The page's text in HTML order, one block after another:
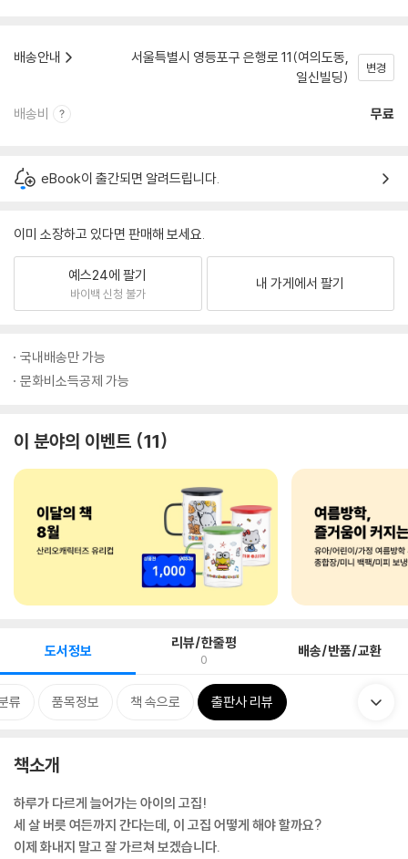
배송안내
서울특별시 영등포구 은행로 11(여의도동,
일신빌딩)
변경
배송비 무료
eBook이 출간되면 알려드립니다.
이미 소장하고 있다면 판매해 보세요.
예스24에 팔기
바이백 신청 불가
내 가게에서 팔기
국내배송만 가능
문화비소득공제 가능
이 분야의 이벤트 11
도서정보 리뷰/한줄평
0 배송/반품/교환
류 품목정보 책 속으로 출판사 리뷰
책소개
하루가 다르게 늘어가는 아이의 고집!
세 살 버릇 여든까지 간다는데, 이 고집 어떻게 해야 할까요?
이제 화내지 말고 잘 가르쳐 보겠습니다.